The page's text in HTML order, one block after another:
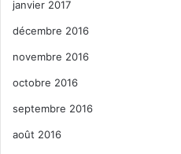
janvier 2017
décembre 2016
novembre 2016
octobre 2016
septembre 2016
août 2016